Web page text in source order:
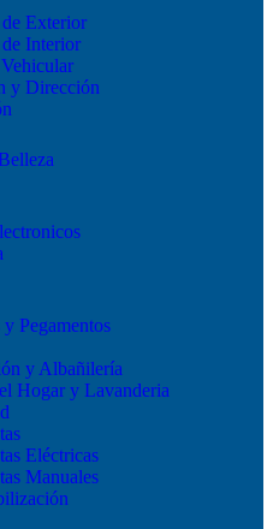
de Exterior
de Interior
y Dirección
Pegamentos
y Albañilería
Hogar y Lavanderia
Eléctricas
Manuales